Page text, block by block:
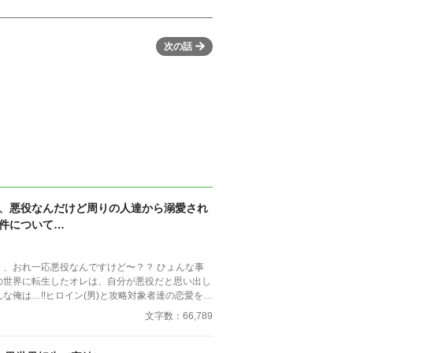
次の話
悪役なんだけど周りの人達から溺愛され
について…
おれ一応悪役なんですけど〜？？ ひょんな事
世界に転生したオレは、自分が悪役だと思い出し
な俺は…!!ヒロイン(男)と攻略対象者達の恋愛を全
ます！断罪されない程度に悪役としての責務を
るはずの悪役。 そ・
文字数：66,789